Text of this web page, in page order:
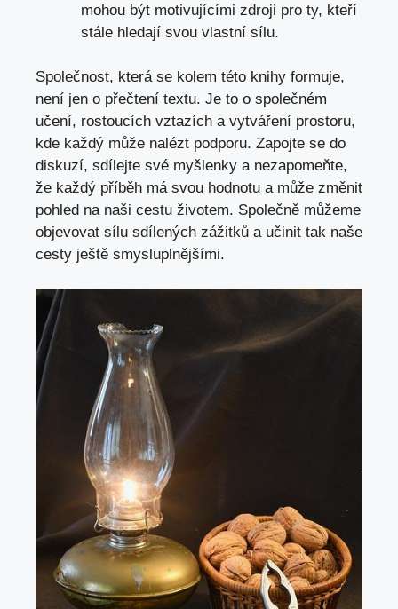
mohou být motivujícími zdroji pro ty, kteří
stále hledají svou vlastní sílu.
Společnost, která se kolem této knihy formuje,
není jen o přečtení textu. Je to o společném
učení, rostoucích vztazích a vytváření prostoru,
kde každý může nalézt podporu. Zapojte se do
diskuzí, sdílejte své myšlenky a nezapomeňte,
že každý příběh má svou hodnotu a může změnit
pohled na naši cestu životem. Společně můžeme
objevovat sílu sdílených zážitků a učinit tak naše
cesty ještě smysluplnějšími.